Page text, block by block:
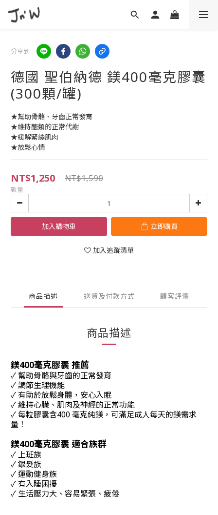
分享到
德國 聖伯納德 鎂400毫克膠囊
(300顆/罐)
★幫助骨骼、牙齒正常發育
★維持醣類的正常代謝
★緩解緊繃肌肉
★放鬆心情
NT$1,250 NT$1,590
數量
加入購物車 立即購買
加入追蹤清單
商品描述 送貨及付款方式 顧客評價
商品描述
鎂400毫克膠囊 推薦
✓ 幫助骨骼與牙齒的正常發育
✓ 調節生理機能
✓ 有助於放鬆身體，安心入眠
✓ 維持心臟、肌肉及神經的正常功能
✓ 每粒膠囊含400 毫克純鎂，可滿足成人每天的鎂需求
量！
鎂400毫克膠囊 適合族群
✓ 上班族
✓ 銀髮族
✓ 運動健身族
✓ 有入睡困擾
✓ 生活壓力大、容易緊張、疲倦